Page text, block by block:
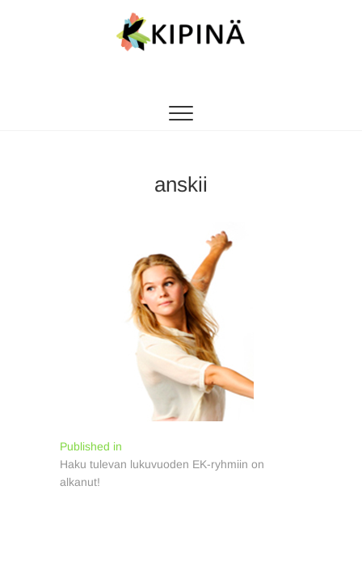
anskii
Artikkelien
selaus
Published in
Haku tulevan lukuvuoden EK-ryhmiin on
alkanut!